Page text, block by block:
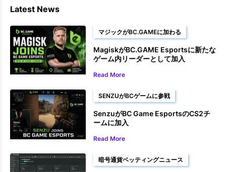
Latest News
マジックがBC.GAMEに加わる
MagiskがBC.GAME Esportsに新たな
ゲーム内リーダーとして加入
Read More
SENZUがBCゲームに参戦
SenzuがBC Game EsportsのCS2チ
ームに加入
Read More
暗号通貨ベッティングニュース